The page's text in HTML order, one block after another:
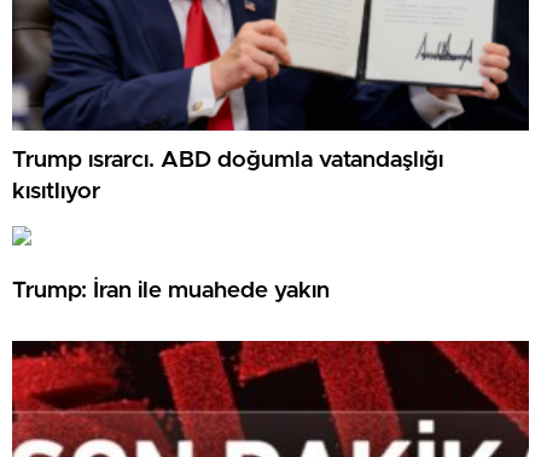
Trump ısrarcı. ABD doğumla vatandaşlığı
kısıtlıyor
Trump: İran ile muahede yakın